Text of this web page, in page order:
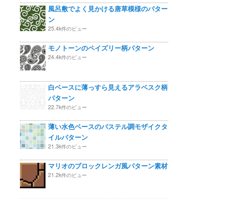
風呂敷でよく見かける唐草模様のパター
ン
25.4k件のビュー
モノトーンのペイズリー柄パターン
24.4k件のビュー
白ベースに薄っすら見えるアラベスク柄
パターン
22.7k件のビュー
薄い水色ベースのパステル調モザイクタ
イルパターン
21.3k件のビュー
マリオのブロックレンガ風パターン素材
21.2k件のビュー